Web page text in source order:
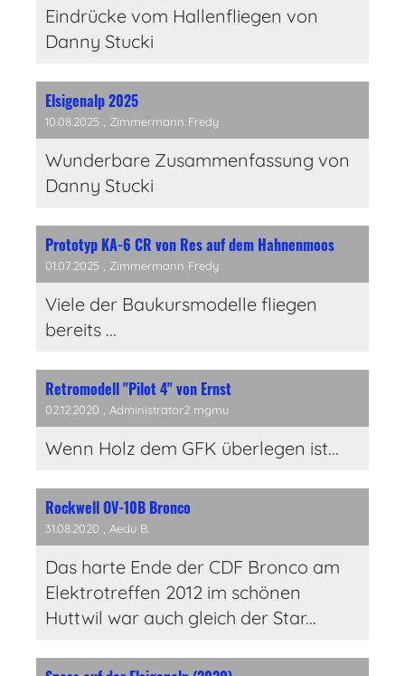
Eindrücke vom Hallenfliegen von
Danny Stucki
Elsigenalp 2025
10.08.2025 , Zimmermann Fredy
Wunderbare Zusammenfassung von
Danny Stucki
Prototyp KA-6 CR von Res auf dem Hahnenmoos
01.07.2025 , Zimmermann Fredy
Viele der Baukursmodelle fliegen
bereits ...
Retromodell "Pilot 4" von Ernst
02.12.2020 , Administrator2 mgmu
Wenn Holz dem GFK überlegen ist...
Rockwell OV-10B Bronco
31.08.2020 , Aedu B.
Das harte Ende der CDF Bronco am
Elektrotreffen 2012 im schönen
Huttwil war auch gleich der Star...